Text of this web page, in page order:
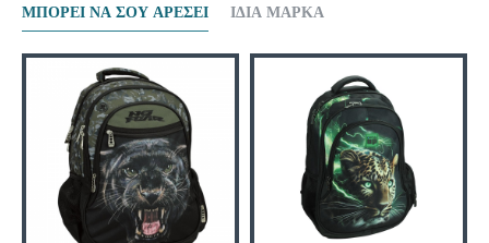
μέρος για να την κρατάτε με το ένα χέρι.
ΜΠΟΡΕΊ ΝΑ ΣΟΥ ΑΡΈΣΕΙ ΊΔΙΑ ΜΆΡΚΑ